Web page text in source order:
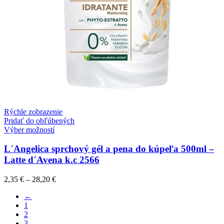
Rýchle zobrazenie
Pridať do obľúbených
Výber možností
L´Angelica sprchový gél a pena do kúpeľa 500ml –
Latte d´Avena k.c 2566
2,35 € – 28,20 €
←
1
2